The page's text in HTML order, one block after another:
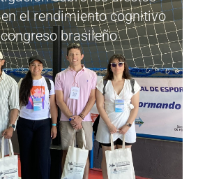
el rendimiento cognitivo
brasileño